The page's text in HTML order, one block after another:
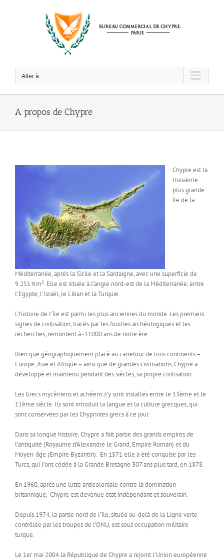
Aller à...
A propos de Chypre
Chypre est la
troisième
plus grande
île de la
Méditerranée, après la Sicile et la Sardaigne, avec une superficie de
9.251 Km². Elle est située à l’angle nord-est de la Méditerranée, entre
l’Egypte, l’Israël, le Liban et la Turquie.
L’histoire de l’île est parmi les plus anciennes du monde. Les premiers
signes de civilisation, tracés par les fouilles archéologiques et les
recherches, remontent à -11000 ans de notre ère.
Bien que géographiquement placé au carrefour de trois continents –
Europe, Asie et Afrique – ainsi que de grandes civilisations, Chypre a
développé et maintenu pendant des siècles, sa propre civilisation.
Les Grecs mycéniens et achéens s’y sont installés entre le 13ème et le
11ème siècle. Ils sont introduit la langue et la culture grecques, qui
sont conservées par les Chypriotes grecs à ce jour.
Dans sa longue histoire, Chypre a fait partie des grands empires de
l’antiquité (Royaume d’Alexandre le Grand, Empire Roman) et du
Moyen-âge (Empire Byzantin). En 1571 elle a été conquise par les
Turcs, qui l’ont cédée à la Grande Bretagne 307 ans plus tard, en 1878.
En 1960, après une lutte anticoloniale contre la domination
britannique, Chypre est devenue état indépendant et souverain.
Depuis 1974, la partie nord de l’île, située au-delà de la Ligne verte
contrôlée par les troupes de l’ONU, est sous occupation militaire
turque.
Le 1er mai 2004 la République de Chypre a rejoint l’Union européenne